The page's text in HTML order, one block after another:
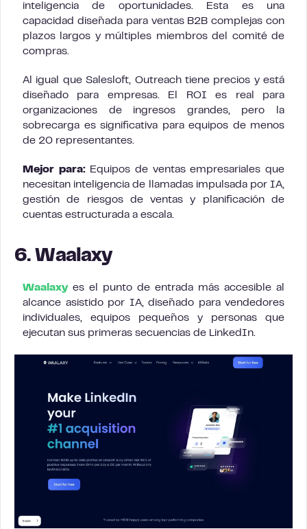
inteligencia de oportunidades. Esta es una
capacidad diseñada para ventas B2B complejas con
plazos largos y múltiples miembros del comité de
compras.
Al igual que Salesloft, Outreach tiene precios y está
diseñado para empresas. El ROI es real para
organizaciones de ingresos grandes, pero la
sobrecarga es significativa para equipos de menos
de 20 representantes.
Mejor para:Equipos de ventas empresariales que
necesitan inteligencia de llamadas impulsada por IA,
gestión de riesgos de ventas y planificación de
cuentas estructurada a escala.
6. Waalaxy
Waalaxyes el punto de entrada más accesible al
alcance asistido por IA, diseñado para vendedores
individuales, equipos pequeños y personas que
ejecutan sus primeras secuencias de LinkedIn.